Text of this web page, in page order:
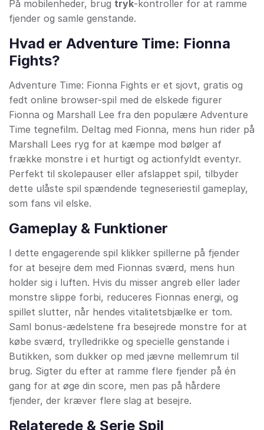
På mobilenheder, brug tryk-kontroller for at ramme
fjender og samle genstande.
Hvad er Adventure Time: Fionna
Fights?
Adventure Time: Fionna Fights er et sjovt, gratis og
fedt online browser-spil med de elskede figurer
Fionna og Marshall Lee fra den populære Adventure
Time tegnefilm. Deltag med Fionna, mens hun rider på
Marshall Lees ryg for at kæmpe mod bølger af
frække monstre i et hurtigt og actionfyldt eventyr.
Perfekt til skolepauser eller afslappet spil, tilbyder
dette ulåste spil spændende tegneseriestil gameplay,
som fans vil elske.
Gameplay & Funktioner
I dette engagerende spil klikker spillerne på fjender
for at besejre dem med Fionnas sværd, mens hun
holder sig i luften. Hvis du misser angreb eller lader
monstre slippe forbi, reduceres Fionnas energi, og
spillet slutter, når hendes vitalitetsbjælke er tom.
Saml bonus-ædelstene fra besejrede monstre for at
købe sværd, trylledrikke og specielle genstande i
Butikken, som dukker op med jævne mellemrum til
brug. Sigter du efter at ramme flere fjender på én
gang for at øge din score, men pas på hårdere
fjender, der kræver flere slag at besejre.
Relaterede & Serie Spil